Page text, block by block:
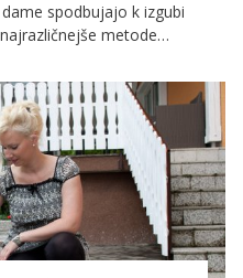
spodbujajo k izgubi
metode
ženske, ki imajo
in je njihova teža
časa? Pogovarjali
mag. Andrejem
splošne medicine iz
so najpogostejši vzroki
ta vpliva na plodnost in
v genih.